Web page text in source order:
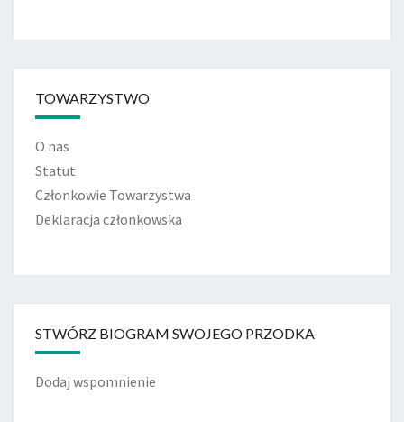
TOWARZYSTWO
O nas
Statut
Członkowie Towarzystwa
Deklaracja członkowska
STWÓRZ BIOGRAM SWOJEGO PRZODKA
Dodaj wspomnienie